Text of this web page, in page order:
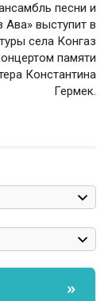
песни и
выступит в
села Конгаз
памяти
Константина
Гермек.
»